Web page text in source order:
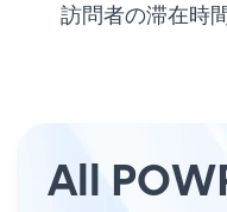
訪問者の滞在時
All